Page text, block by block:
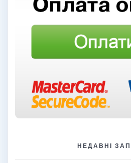
НЕДАВНІ